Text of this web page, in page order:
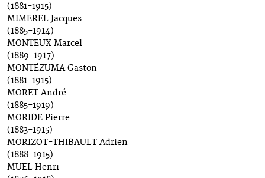
(1881-1915)
MIMEREL Jacques
(1885-1914)
MONTEUX Marcel
(1889-1917)
MONTÉZUMA Gaston
(1881-1915)
MORET André
(1885-1919)
MORIDE Pierre
(1883-1915)
MORIZOT-THIBAULT Adrien
(1888-1915)
MUEL Henri